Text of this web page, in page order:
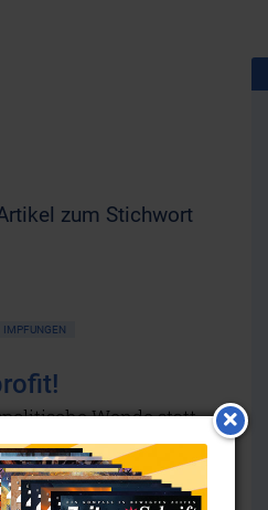
zum Stichwort
IMPFUNGEN
Wende statt –
Weiterlesen...